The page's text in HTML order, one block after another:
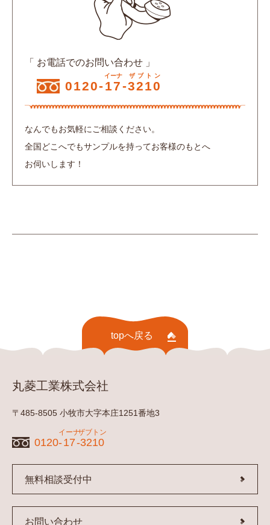
「 お電話でのお問い合わせ 」
0120-17
イーナ
-3210
ザブトン
なんでもお気軽にご相談ください。
全国どこへでもサンプルを持ってお客様のもとへ
お伺いします！
topへ戻る
丸菱工業株式会社
〒485-8505 小牧市大字本庄1251番地3
0120-17
イーナ
-3210
ザブトン
無料相談受付中
お問い合わせ